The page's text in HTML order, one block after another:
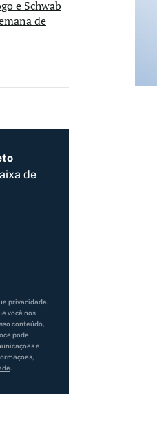
e Schwab
de
de
privacidade.
você nos
conteúdo,
pode
a
.